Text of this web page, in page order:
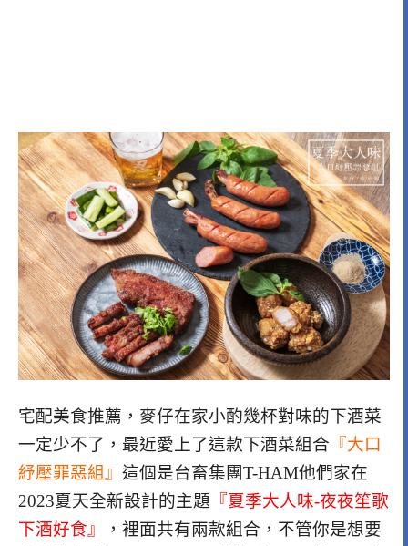
宅配美食推薦，麥仔在家小酌幾杯對味的下酒菜
一定少不了，最近愛上了這款下酒菜組合 『大口
紓壓罪惡組』 這個是台畜集團T-HAM他們家在
2023夏天全新設計的主題 『夏季大人味-夜夜笙歌
下酒好食』
，裡面共有兩款組合，不管你是想要